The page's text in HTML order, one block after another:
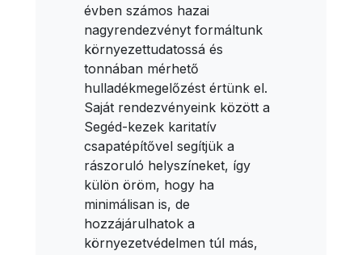
évben számos hazai
nagyrendezvényt formáltunk
környezettudatossá és
tonnában mérhető
hulladékmegelőzést értünk el.
Saját rendezvényeink között a
Segéd-kezek karitatív
csapatépítővel segítjük a
rászoruló helyszíneket, így
külön öröm, hogy ha
minimálisan is, de
hozzájárulhatok a
környezetvédelmen túl más,